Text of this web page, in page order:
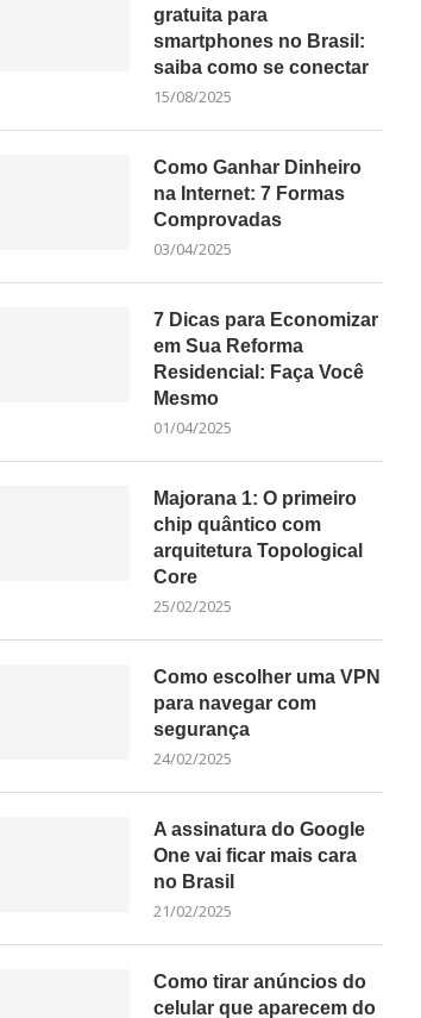
gratuita para
smartphones no Brasil:
saiba como se conectar
15/08/2025
Como Ganhar Dinheiro
na Internet: 7 Formas
Comprovadas
03/04/2025
7 Dicas para Economizar
em Sua Reforma
Residencial: Faça Você
Mesmo
01/04/2025
Majorana 1: O primeiro
chip quântico com
arquitetura Topological
Core
25/02/2025
Como escolher uma VPN
para navegar com
segurança
24/02/2025
A assinatura do Google
One vai ficar mais cara
no Brasil
21/02/2025
Como tirar anúncios do
celular que aparecem do